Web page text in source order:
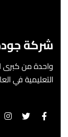
شركة
واحدة من كبرى
التعليمية في